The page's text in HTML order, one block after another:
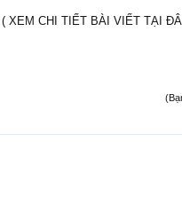
XEM CHI TIẾT BÀI VIẾT TẠI